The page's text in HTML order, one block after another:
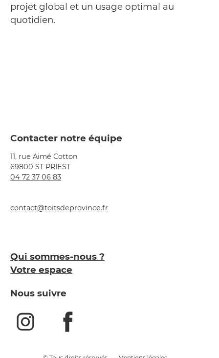
projet global et un usage optimal au
quotidien.
Contacter notre équipe
11, rue Aimé Cotton
69800 ST PRIEST
04 72 37 06 83
contact@toitsdeprovince.fr
Qui sommes-nous ?
Votre espace
Nous suivre